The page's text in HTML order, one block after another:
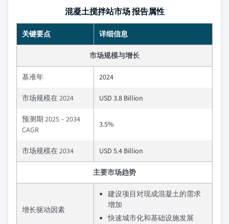
混凝土搅拌站市场 报告属性
关键要点 详细信息
市场规模与增长
基准年 2024
市场规模在 2024 USD 3.8 Billion
预测期 2025 – 2034
CAGR
3.5%
市场规模在 2034 USD 5.4 Billion
主要市场趋势
增长驱动因素
建设项目对现成混凝土的需求
增加
快速城市化和基础设施发展